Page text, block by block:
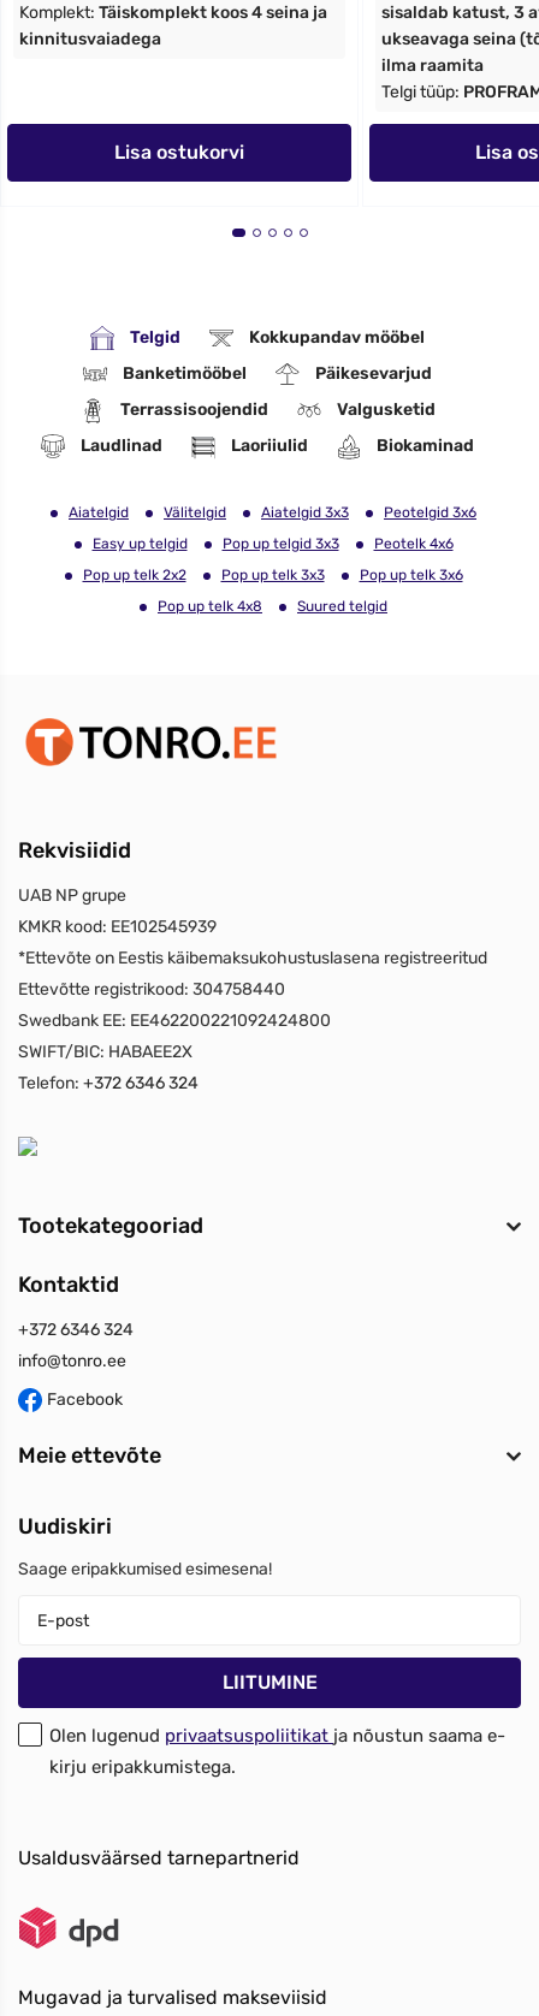
Komplekt: Täiskomplekt koos 4 seina ja
kinnitusvaiadega
Lisa ostukorvi
sisaldab katust, 3
ukseavaga seina
ilma raamita
Telgi tüüp:
Lisa
Telgid
Kokkupandav mööbel
Banketimööbel
Päikesevarjud
Terrassisoojendid
Valgusketid
Laudlinad
Laoriiulid Biokaminad
Aiatelgid Välitelgid Aiatelgid 3x3
Peotelgid 3x6
Easy up telgid
Pop up telgid 3x3
Peotelk 4x6
Pop up telk 2x2
Pop up telk 3x3
Pop up telk 3x6
Pop up telk 4x8
Suured telgid
Rekvisiidid
UAB NP grupe
KMKR kood: EE102545939
*Ettevõte on Eestis käibemaksukohustuslasena registreeritud
Ettevõtte registrikood: 304758440
Swedbank EE: EE462200221092424800
SWIFT/BIC: HABAEE2X
Telefon: +372 6346 324
Tootekategooriad
Kontaktid
+372 6346 324
info@tonro.ee
Facebook
Meie ettevõte
Uudiskiri
Saage eripakkumised esimesena!
Olen lugenud privaatsuspoliitikat ja nõustun saama e-
kirju eripakkumistega.
Usaldusväärsed tarnepartnerid
Mugavad ja turvalised makseviisid